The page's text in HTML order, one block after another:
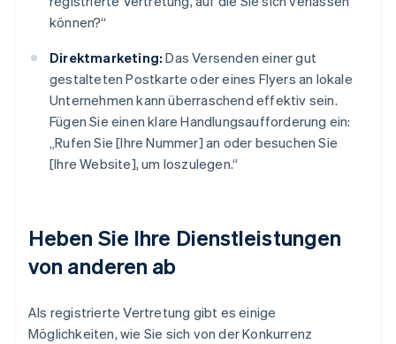
können?“
Direktmarketing: Das Versenden einer gut
gestalteten Postkarte oder eines Flyers an lokale
Unternehmen kann überraschend effektiv sein.
Fügen Sie einen klare Handlungsaufforderung ein:
„Rufen Sie [Ihre Nummer] an oder besuchen Sie
[Ihre Website], um loszulegen.“
Heben Sie Ihre Dienstleistungen
von anderen ab
Als registrierte Vertretung gibt es einige
Möglichkeiten, wie Sie sich von der Konkurrenz